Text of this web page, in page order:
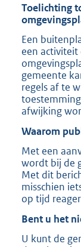
Toelichting
Een
een
gemeente
regels af te
afwijking
Waarom
Met een
wordt bij de
Met dit
misschien
op tijd
Bent u het
U kunt de